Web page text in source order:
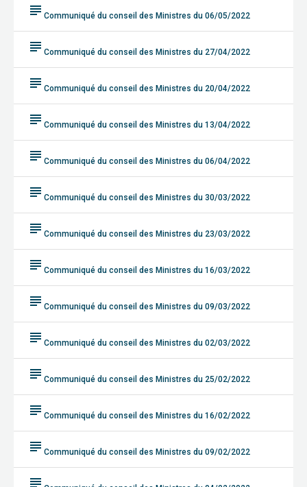
subject Communiqué du conseil des Ministres du 06/05/2022
subject Communiqué du conseil des Ministres du 27/04/2022
subject Communiqué du conseil des Ministres du 20/04/2022
subject Communiqué du conseil des Ministres du 13/04/2022
subject Communiqué du conseil des Ministres du 06/04/2022
subject Communiqué du conseil des Ministres du 30/03/2022
subject Communiqué du conseil des Ministres du 23/03/2022
subject Communiqué du conseil des Ministres du 16/03/2022
subject Communiqué du conseil des Ministres du 09/03/2022
subject Communiqué du conseil des Ministres du 02/03/2022
subject Communiqué du conseil des Ministres du 25/02/2022
subject Communiqué du conseil des Ministres du 16/02/2022
subject Communiqué du conseil des Ministres du 09/02/2022
subject